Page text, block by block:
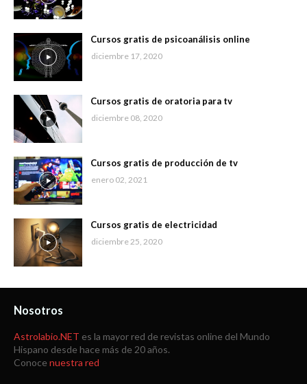
Cursos gratis de psicoanálisis online
diciembre 17, 2020
Cursos gratis de oratoria para tv
diciembre 08, 2020
Cursos gratis de producción de tv
enero 02, 2021
Cursos gratis de electricidad
diciembre 25, 2020
Nosotros
Astrolabio.NET es la mayor red de revistas online del Mundo
Hispano desde hace más de 20 años.
Conoce nuestra red